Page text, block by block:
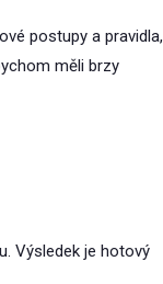
postupy a pravidla,
měli brzy
Výsledek je hotový